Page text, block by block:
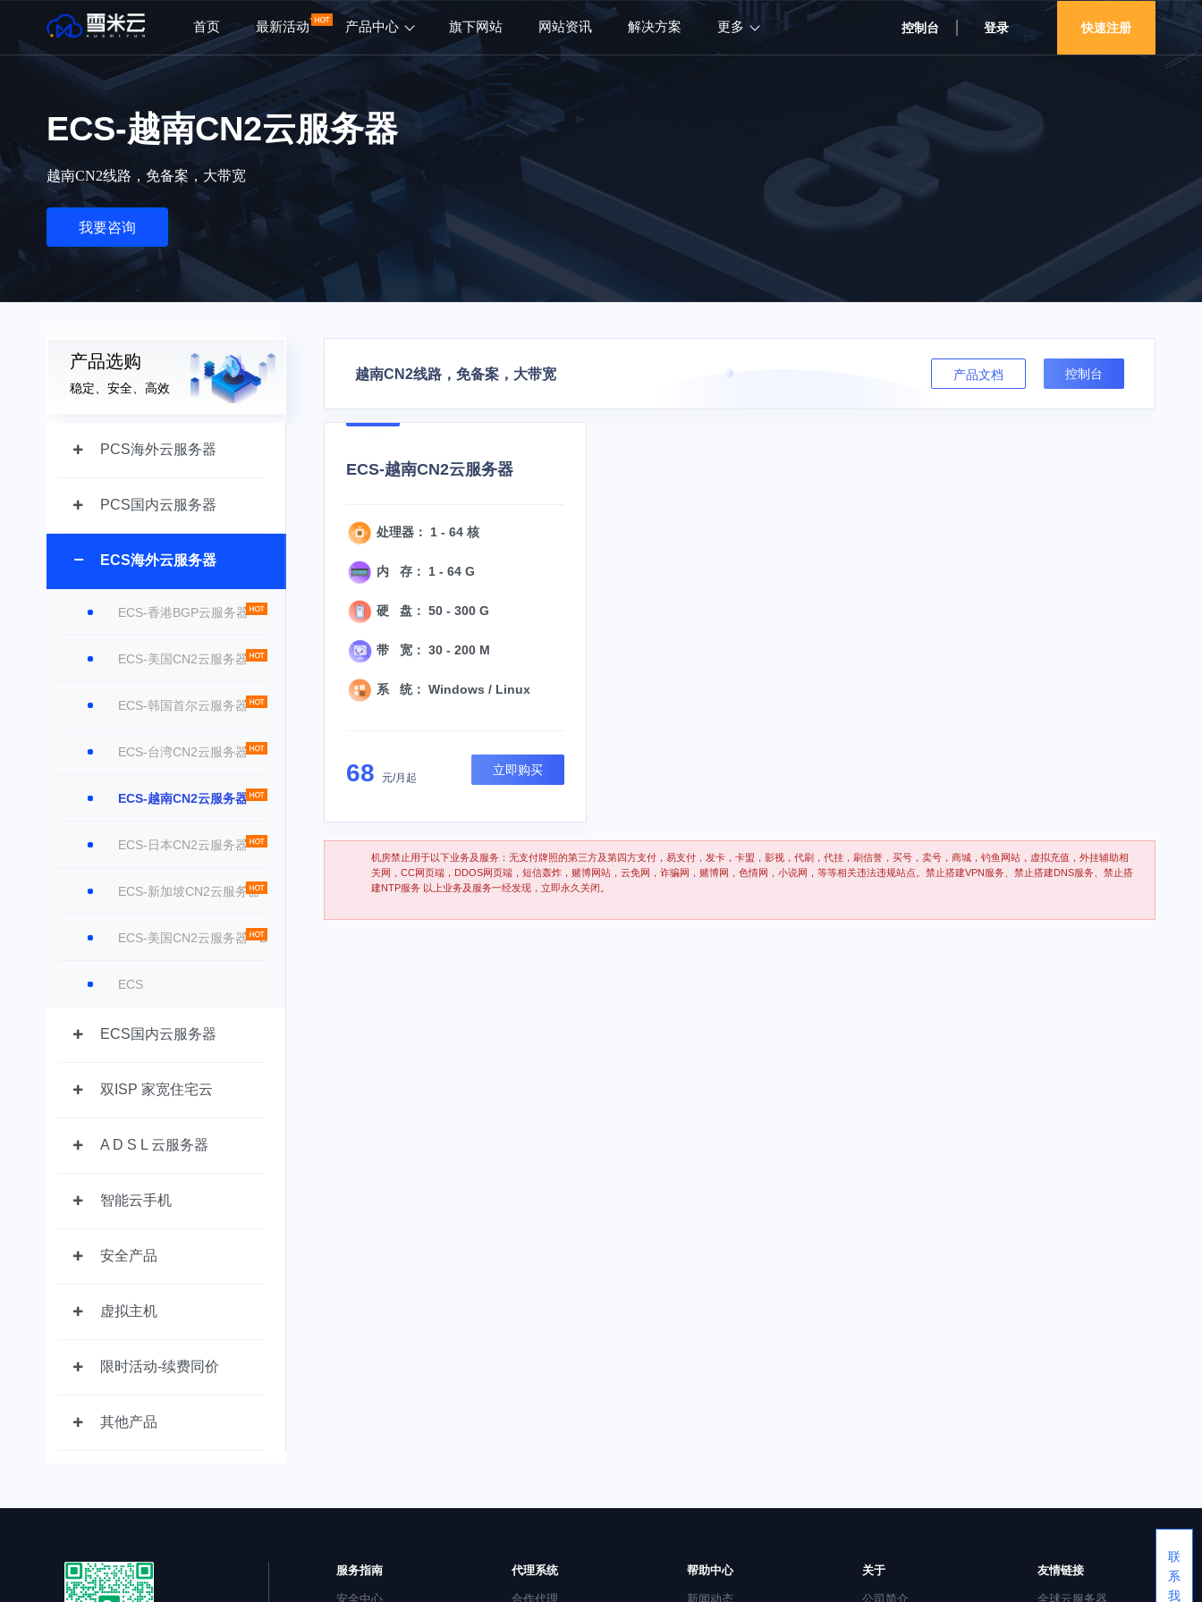
首页 最新活动 产品中心 旗下网站 网站资讯 解决方案 更多 控制台 登录 快速注册
ECS-越南CN2云服务器
越南CN2线路，免备案，大带宽
我要咨询
产品选购
稳定、安全、高效
PCS海外云服务器
PCS国内云服务器
ECS海外云服务器
ECS-香港BGP云服务器
ECS-美国CN2云服务器
ECS-韩国首尔云服务器
ECS-台湾CN2云服务器
ECS-越南CN2云服务器
ECS-日本CN2云服务器
ECS-新加坡CN2云服务器
ECS-美国CN2云服务器 - B
ECS
ECS国内云服务器
双ISP 家宽住宅云
A D S L 云服务器
智能云手机
安全产品
虚拟主机
限时活动-续费同价
其他产品
越南CN2线路，免备案，大带宽 控制台
产品文档
ECS-越南CN2云服务器
处理器： 1 - 64 核
内 存： 1 - 64 G
硬 盘： 50 - 300 G
带 宽： 30 - 200 M
系 统： Windows / Linux
68 元/月起
立即购买
机房禁止用于以下业务及服务：无支付牌照的第三方及第四方支付，易支付，发卡，卡盟，影视，代刷，代挂，刷信誉，买号，卖号，商城，钓鱼网站，虚拟充值，外挂辅助相
关网，CC网页端，DDOS网页端，短信轰炸，赌博网站，云免网，诈骗网，赌博网，色情网，小说网，等等相关违法违规站点。禁止搭建VPN服务、禁止搭建DNS服务、禁止搭
建NTP服务 以上业务及服务一经发现，立即永久关闭。
服务指南
安全中心
代理系统
合作代理
帮助中心
新闻动态
关于
公司简介
友情链接
全球云服务器
联
系
我